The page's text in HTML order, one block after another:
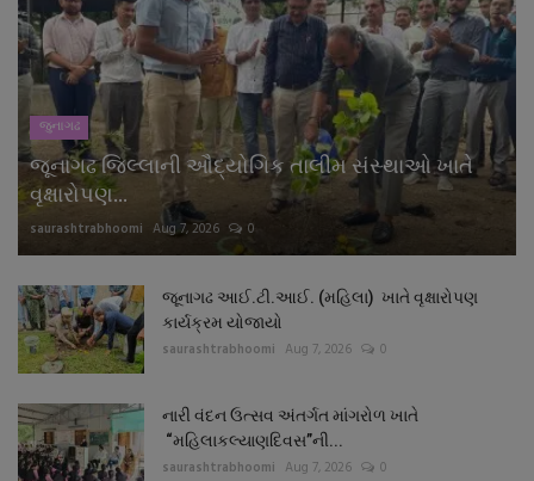
જુનાગઢ
જૂનાગઢ જિલ્લાની ઔદ્યોગિક તાલીમ સંસ્થાઓ ખાતે
વૃક્ષારોપણ...
saurashtrabhoomi Aug 7, 2026 0
જૂનાગઢ આઈ.ટી.આઈ. (મહિલા) ખાતે વૃક્ષારોપણ
કાર્યક્રમ યોજાયો
saurashtrabhoomi Aug 7, 2026 0
નારી વંદન ઉત્સવ અંતર્ગત માંગરોળ ખાતે
“મહિલાકલ્યાણદિવસ”ની...
saurashtrabhoomi Aug 7, 2026 0